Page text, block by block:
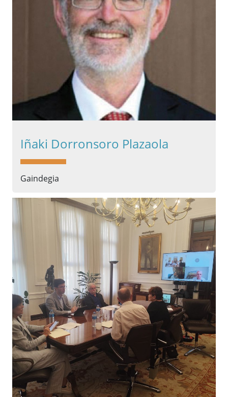
Iñaki Dorronsoro Plazaola
Gaindegia